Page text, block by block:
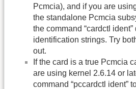
Pcmcia), and if you are
the standalone Pcmcia
the command “cardctl
identification strings. Try
out.
If the card is a true Pcmcia
are using kernel 2.6.14 or
command “pccardctl ident”